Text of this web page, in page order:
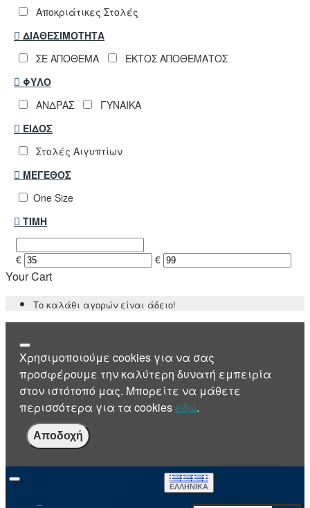
Αποκριάτικες Στολές
ΔΙΑΘΕΣΙΜΌΤΗΤΑ
ΣΕ ΑΠΟΘΕΜΑ
ΕΚΤΟΣ ΑΠΟΘΕΜΑΤΟΣ
ΦΎΛΟ
ΑΝΔΡΑΣ
ΓΥΝΑΙΚΑ
ΕΊΔΟΣ
Στολές Αιγυπτίων
ΜΈΓΕΘΟΣ
One Size
ΤΙΜΉ
€ €
Your Cart
Το καλάθι αγορών είναι άδειο!
Χρησιμοποιούμε cookies για να σας
προσφέρουμε την καλύτερη δυνατή εμπειρία
στον ιστότοπό μας. Μπορείτε να μάθετε
περισσότερα για τα cookies εδώ.
Αποδοχή
ΕΛΛΗΝΙΚΆ